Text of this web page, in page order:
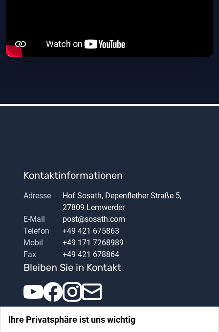
Kontaktinformationen
Adresse
Hof Sosath, Depenflether Straße 5,
27809 Lemwerder
E-Mail
post@sosath.com
Telefon
+49 421 675863
Mobil
+49 171 7268989
Fax
+49 421 678864
Bleiben Sie in Kontakt
Ihre Privatsphäre ist uns wichtig